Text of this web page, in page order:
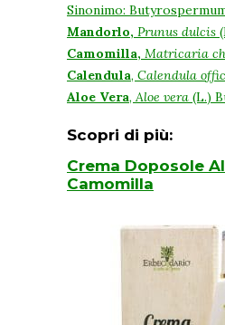
Sinonimo:
Mandorlo, Prunus dulcis
Camomilla, Matricaria
Calendula, Calendula
Aloe Vera,Aloe vera (L.)
Scopri di più:
Crema Doposole
Camomilla